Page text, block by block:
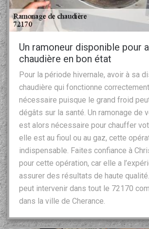
Un ramoneur disponible pour
chaudière en bon état
Pour la période hivernale, avoir à sa
chaudière qui fonctionne
nécessaire puisque le grand froid
dégâts sur la santé. Un ramonage de
est alors nécessaire pour chauffer
elle est au fioul ou au gaz, cette
indispensable. Faites confiance à
pour cette opération, car elle a
assurer des résultats de haute
peut intervenir dans tout le 72170
dans la ville de Cherance.